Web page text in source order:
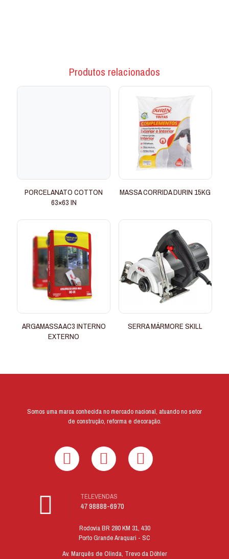
Produtos relacionados
PORCELANATO COTTON
63×63 IN
MASSA CORRIDA DURIN 15KG
ARGAMASSA AC3 INTERNO
EXTERNO
SERRA MÁRMORE SKILL
Somos uma marca conhecida no mercado nacional, atuando no setor
de construção, reforma e decoração.
47 98888-6970
TELEVENDAS
Rodovia BR 280 KM 31, 430
Porto Grande Araquari - SC
Av. Marquês de Olinda, Trevo da Döhler